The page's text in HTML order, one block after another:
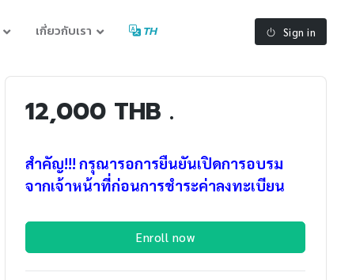
เกี่ยวกับเรา TH Sign in
12,000 THB .
สำคัญ!!! กรุณารอการยืนยันเปิดการอบรม
จากเจ้าหน้าที่ก่อนการชำระค่าลงทะเบียน
Enroll now